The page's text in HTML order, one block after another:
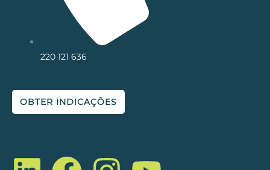
220 121 636
OBTER INDICAÇÕES
L
F
I
Y